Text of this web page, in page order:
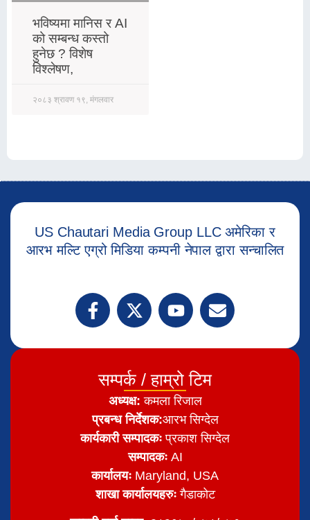
भविष्यमा मानिस र AI
को सम्बन्ध कस्तो
हुनेछ ? विशेष
विश्लेषण,
२०८३ श्रावण १९, मंगलवार
US Chautari Media Group LLC अमेरिका र
आरभ मल्टि एग्रो मिडिया कम्पनी नेपाल द्वारा सन्चालित
सम्पर्क / हाम्रो टिम
अध्यक्ष:कमला रिजाल
प्रबन्ध निर्देशक:आरभ सिग्देल
कार्यकारी सम्पादकः प्रकाश सिग्देल
सम्पादकःAI
कार्यालयः Maryland, USA
शाखा कार्यालयहरुःगैडाकोट